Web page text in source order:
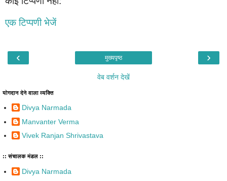
एक टिप्पणी भेजें
‹ ›
मुख्यपृष्ठ
वेब वर्शन देखें
योगदान देने वाला व्यक्ति
Divya Narmada
Manvanter Verma
Vivek Ranjan Shrivastava
:: संचालक मंडल ::
Divya Narmada